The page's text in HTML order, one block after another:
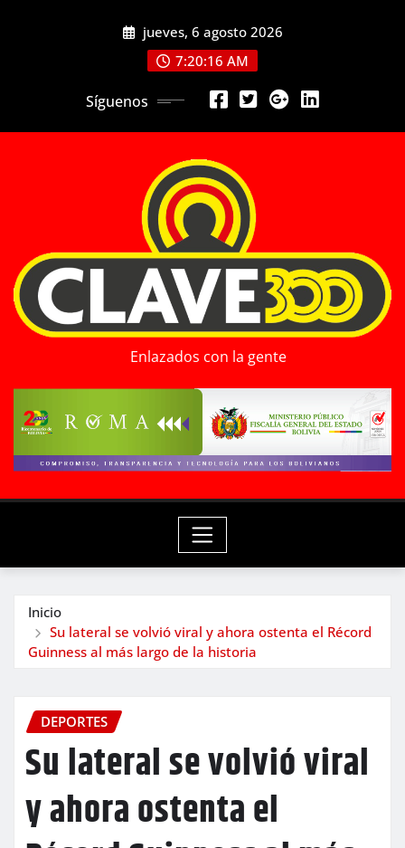
jueves, 6 agosto 2026
7:20:18 AM
Síguenos
Enlazados con la gente
Inicio
Su lateral se volvió viral y ahora ostenta el Récord
Guinness al más largo de la historia
DEPORTES
Su lateral se volvió viral
y ahora ostenta el